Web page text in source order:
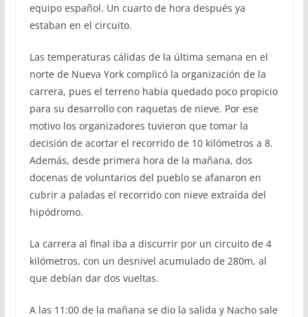
equipo español. Un cuarto de hora después ya
estaban en el circuito.
Las temperaturas cálidas de la última semana en el
norte de Nueva York complicó la organización de la
carrera, pues el terreno había quedado poco propicio
para su desarrollo con raquetas de nieve. Por ese
motivo los organizadores tuvieron que tomar la
decisión de acortar el recorrido de 10 kilómetros a 8.
Además, desde primera hora de la mañana, dos
docenas de voluntarios del pueblo se afanaron en
cubrir a paladas el recorrido con nieve extraída del
hipódromo.
La carrera al final iba a discurrir por un circuito de 4
kilómetros, con un desnivel acumulado de 280m, al
que debían dar dos vueltas.
A las 11:00 de la mañana se dio la salida y Nacho sale